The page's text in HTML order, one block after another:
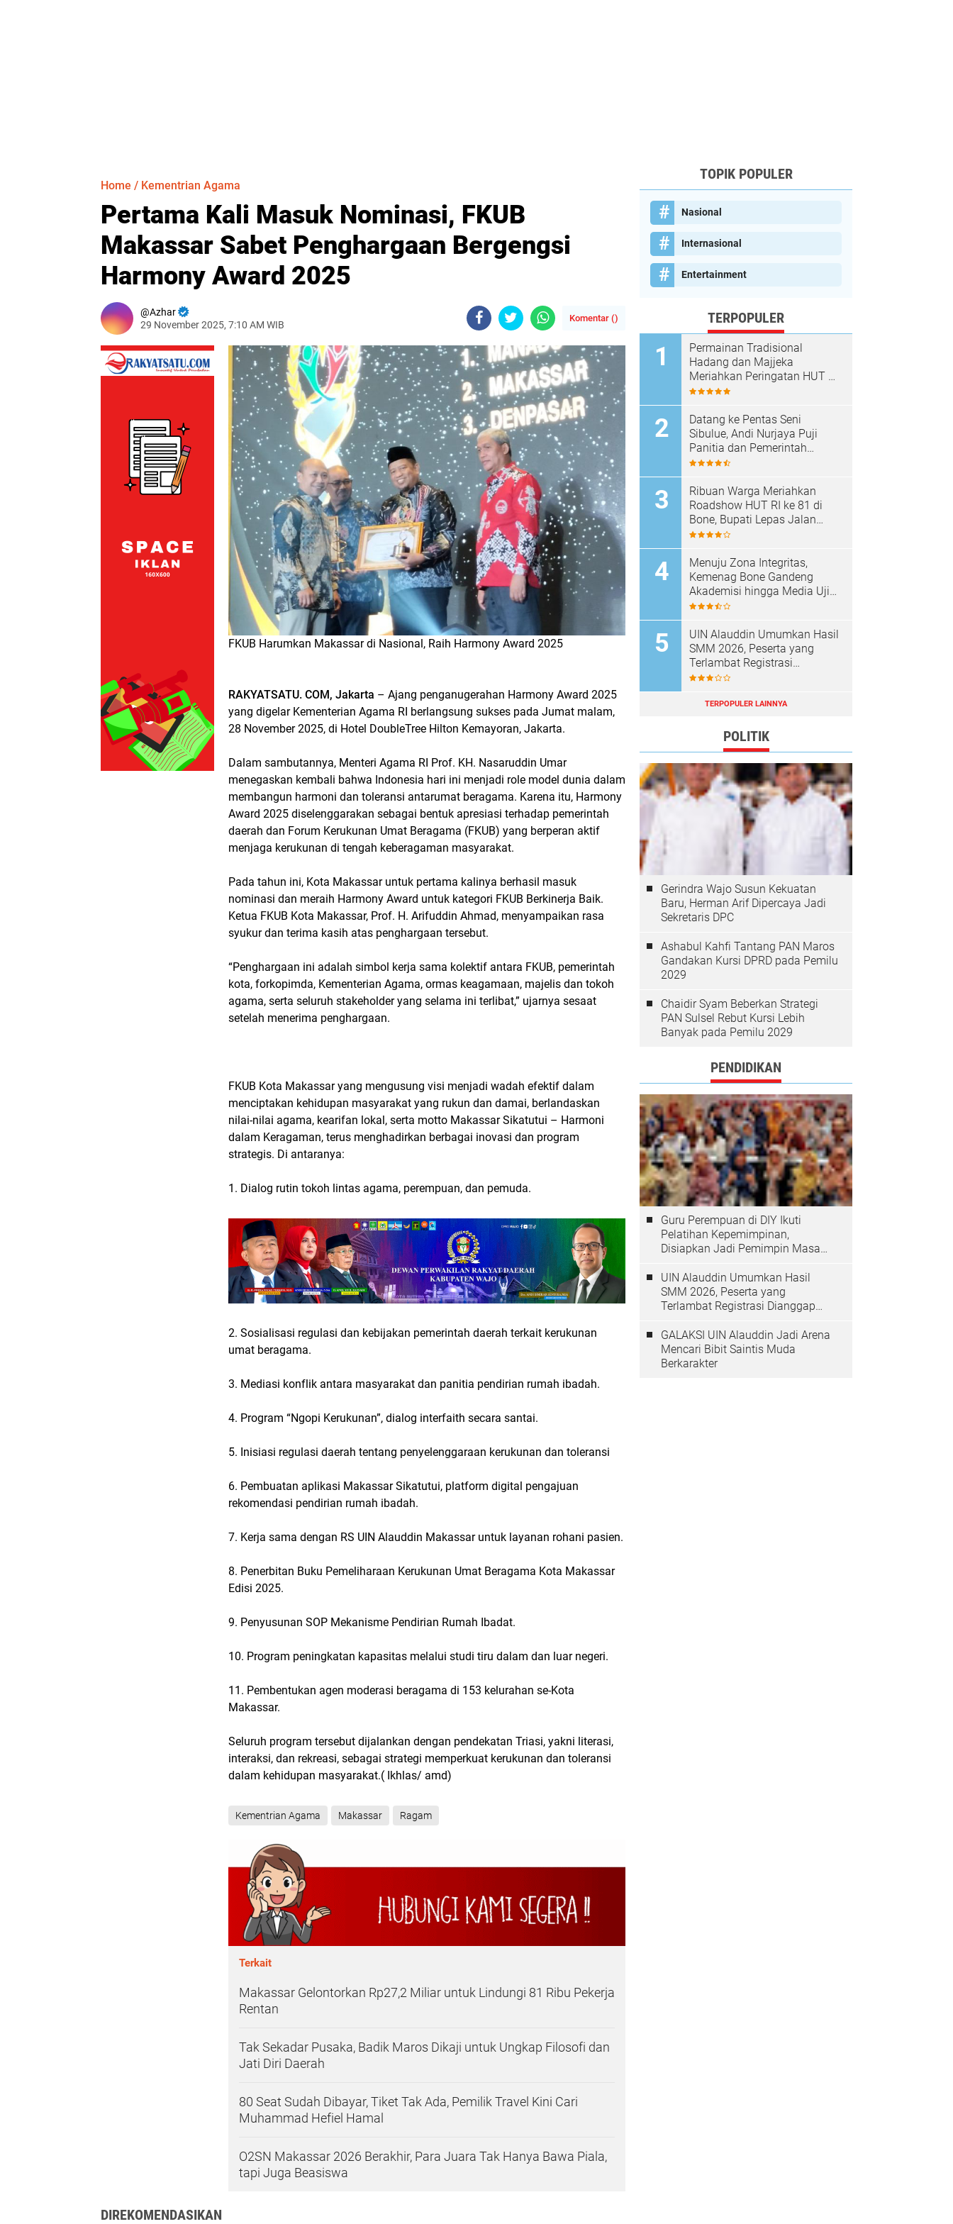
Home / Kementrian Agama
Pertama Kali Masuk Nominasi, FKUB
Makassar Sabet Penghargaan Bergengsi
Harmony Award 2025
Azhar
29 November 2025, 7:10 AM WIB
Komentar ()
FKUB Harumkan Makassar di Nasional, Raih Harmony Award 2025
RAKYATSATU. COM, Jakarta – Ajang penganugerahan Harmony Award 2025
yang digelar Kementerian Agama RI berlangsung sukses pada Jumat malam,
28 November 2025, di Hotel DoubleTree Hilton Kemayoran, Jakarta.
Dalam sambutannya, Menteri Agama RI Prof. KH. Nasaruddin Umar
menegaskan kembali bahwa Indonesia hari ini menjadi role model dunia dalam
membangun harmoni dan toleransi antarumat beragama. Karena itu, Harmony
Award 2025 diselenggarakan sebagai bentuk apresiasi terhadap pemerintah
daerah dan Forum Kerukunan Umat Beragama (FKUB) yang berperan aktif
menjaga kerukunan di tengah keberagaman masyarakat.
Pada tahun ini, Kota Makassar untuk pertama kalinya berhasil masuk
nominasi dan meraih Harmony Award untuk kategori FKUB Berkinerja Baik.
Ketua FKUB Kota Makassar, Prof. H. Arifuddin Ahmad, menyampaikan rasa
syukur dan terima kasih atas penghargaan tersebut.
“Penghargaan ini adalah simbol kerja sama kolektif antara FKUB, pemerintah
kota, forkopimda, Kementerian Agama, ormas keagamaan, majelis dan tokoh
agama, serta seluruh stakeholder yang selama ini terlibat,” ujarnya sesaat
setelah menerima penghargaan.
FKUB Kota Makassar yang mengusung visi menjadi wadah efektif dalam
menciptakan kehidupan masyarakat yang rukun dan damai, berlandaskan
nilai-nilai agama, kearifan lokal, serta motto Makassar Sikatutui – Harmoni
dalam Keragaman, terus menghadirkan berbagai inovasi dan program
strategis. Di antaranya:
1. Dialog rutin tokoh lintas agama, perempuan, dan pemuda.
2. Sosialisasi regulasi dan kebijakan pemerintah daerah terkait kerukunan
umat beragama.
3. Mediasi konflik antara masyarakat dan panitia pendirian rumah ibadah.
4. Program “Ngopi Kerukunan”, dialog interfaith secara santai.
5. Inisiasi regulasi daerah tentang penyelenggaraan kerukunan dan toleransi
6. Pembuatan aplikasi Makassar Sikatutui, platform digital pengajuan
rekomendasi pendirian rumah ibadah.
7. Kerja sama dengan RS UIN Alauddin Makassar untuk layanan rohani pasien.
8. Penerbitan Buku Pemeliharaan Kerukunan Umat Beragama Kota Makassar
Edisi 2025.
9. Penyusunan SOP Mekanisme Pendirian Rumah Ibadat.
10. Program peningkatan kapasitas melalui studi tiru dalam dan luar negeri.
11. Pembentukan agen moderasi beragama di 153 kelurahan se-Kota
Makassar.
Seluruh program tersebut dijalankan dengan pendekatan Triasi, yakni literasi,
interaksi, dan rekreasi, sebagai strategi memperkuat kerukunan dan toleransi
dalam kehidupan masyarakat.( Ikhlas/ amd)
Kementrian Agama Makassar Ragam
Terkait
Makassar Gelontorkan Rp27,2 Miliar untuk Lindungi 81 Ribu Pekerja
Rentan
Tak Sekadar Pusaka, Badik Maros Dikaji untuk Ungkap Filosofi dan
Jati Diri Daerah
80 Seat Sudah Dibayar, Tiket Tak Ada, Pemilik Travel Kini Cari
Muhammad Hefiel Hamal
O2SN Makassar 2026 Berakhir, Para Juara Tak Hanya Bawa Piala,
tapi Juga Beasiswa
DIREKOMENDASIKAN
TOPIK POPULER
Nasional
Internasional
Entertainment
TERPOPULER
Permainan Tradisional
Hadang dan Majjeka
Meriahkan Peringatan HUT RI
di Sibulue
Datang ke Pentas Seni
Sibulue, Andi Nurjaya Puji
Panitia dan Pemerintah
Kecamatan
Ribuan Warga Meriahkan
Roadshow HUT RI ke 81 di
Bone, Bupati Lepas Jalan
Santai
Menuju Zona Integritas,
Kemenag Bone Gandeng
Akademisi hingga Media Uji
Standar Pelayanan
UIN Alauddin Umumkan Hasil
SMM 2026, Peserta yang
Terlambat Registrasi
Dianggap Mundur
TERPOPULER LAINNYA
POLITIK
Gerindra Wajo Susun Kekuatan
Baru, Herman Arif Dipercaya Jadi
Sekretaris DPC
Ashabul Kahfi Tantang PAN Maros
Gandakan Kursi DPRD pada Pemilu
2029
Chaidir Syam Beberkan Strategi
PAN Sulsel Rebut Kursi Lebih
Banyak pada Pemilu 2029
PENDIDIKAN
Guru Perempuan di DIY Ikuti
Pelatihan Kepemimpinan,
Disiapkan Jadi Pemimpin Masa
UIN Alauddin Umumkan Hasil
SMM 2026, Peserta yang
Terlambat Registrasi Dianggap
GALAKSI UIN Alauddin Jadi Arena
Mencari Bibit Saintis Muda
Berkarakter